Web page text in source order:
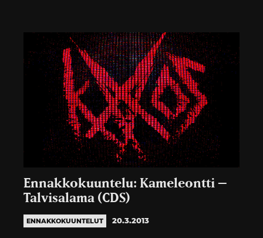
Ennakkokuuntelu: Kameleontti –
Talvisalama (CDS)
ENNAKKOKUUNTELUT 20.3.2013